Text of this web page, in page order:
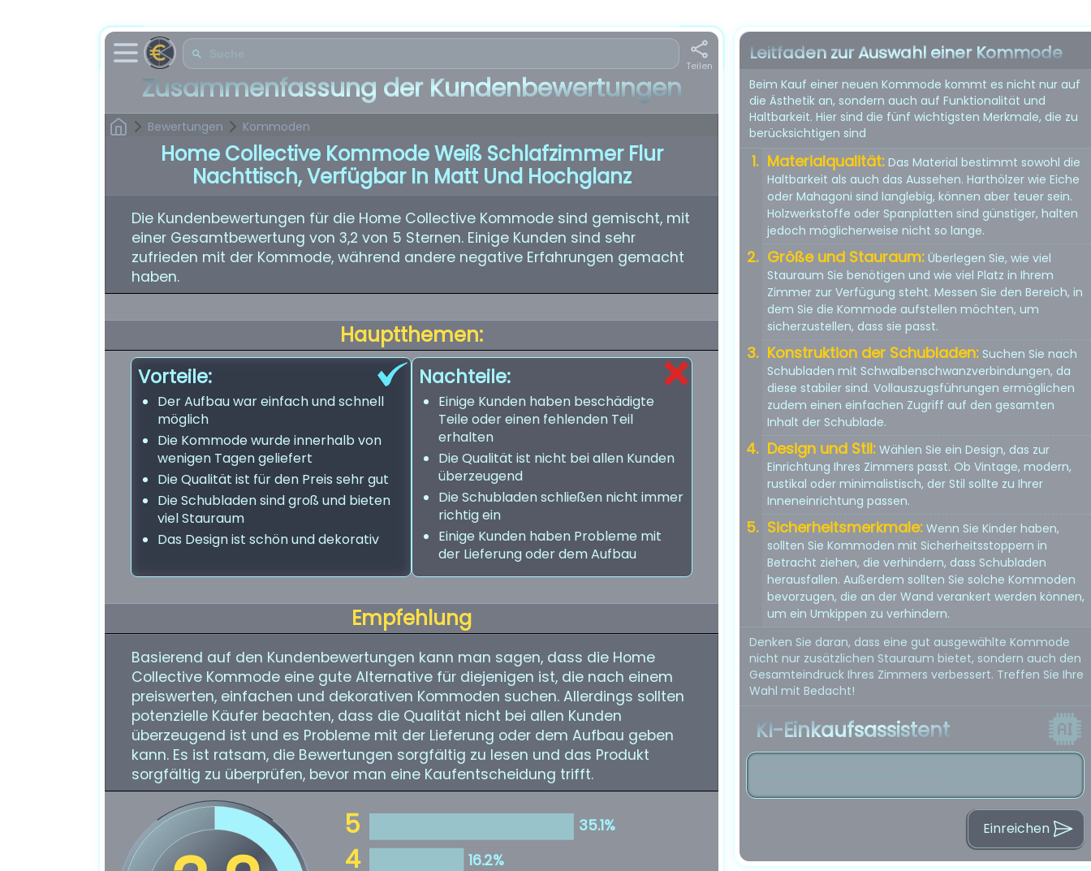
Teilen
Zusammenfassung der Kundenbewertungen
Bewertungen Kommoden
Home Collective Kommode Weiß Schlafzimmer Flur
Nachttisch, Verfügbar In Matt Und Hochglanz
Die Kundenbewertungen für die Home Collective Kommode sind gemischt, mit
einer Gesamtbewertung von 3,2 von 5 Sternen. Einige Kunden sind sehr
zufrieden mit der Kommode, während andere negative Erfahrungen gemacht
haben.
Hauptthemen:
Vorteile:
Der Aufbau war einfach und schnell
möglich
Die Kommode wurde innerhalb von
wenigen Tagen geliefert
Die Qualität ist für den Preis sehr gut
Die Schubladen sind groß und bieten
viel Stauraum
Das Design ist schön und dekorativ
Nachteile:
Einige Kunden haben beschädigte
Teile oder einen fehlenden Teil
erhalten
Die Qualität ist nicht bei allen Kunden
überzeugend
Die Schubladen schließen nicht immer
richtig ein
Einige Kunden haben Probleme mit
der Lieferung oder dem Aufbau
Empfehlung
Basierend auf den Kundenbewertungen kann man sagen, dass die Home
Collective Kommode eine gute Alternative für diejenigen ist, die nach einem
preiswerten, einfachen und dekorativen Kommoden suchen. Allerdings sollten
potenzielle Käufer beachten, dass die Qualität nicht bei allen Kunden
überzeugend ist und es Probleme mit der Lieferung oder dem Aufbau geben
kann. Es ist ratsam, die Bewertungen sorgfältig zu lesen und das Produkt
sorgfältig zu überprüfen, bevor man eine Kaufentscheidung trifft.
Leitfaden zur Auswahl einer Kommode
Beim Kauf einer neuen Kommode kommt es nicht nur auf
die Ästhetik an, sondern auch auf Funktionalität und
Haltbarkeit. Hier sind die fünf wichtigsten Merkmale, die zu
berücksichtigen sind
Materialqualität: Das Material bestimmt sowohl die
Haltbarkeit als auch das Aussehen. Harthölzer wie Eiche
oder Mahagoni sind langlebig, können aber teuer sein.
Holzwerkstoffe oder Spanplatten sind günstiger, halten
jedoch möglicherweise nicht so lange.
Größe und Stauraum: Überlegen Sie, wie viel
Stauraum Sie benötigen und wie viel Platz in Ihrem
Zimmer zur Verfügung steht. Messen Sie den Bereich, in
dem Sie die Kommode aufstellen möchten, um
sicherzustellen, dass sie passt.
Konstruktion der Schubladen: Suchen Sie nach
Schubladen mit Schwalbenschwanzverbindungen, da
diese stabiler sind. Vollauszugsführungen ermöglichen
zudem einen einfachen Zugriff auf den gesamten
Inhalt der Schublade.
Design und Stil: Wählen Sie ein Design, das zur
Einrichtung Ihres Zimmers passt. Ob Vintage, modern,
rustikal oder minimalistisch, der Stil sollte zu Ihrer
Inneneinrichtung passen.
Sicherheitsmerkmale: Wenn Sie Kinder haben,
sollten Sie Kommoden mit Sicherheitsstoppern in
Betracht ziehen, die verhindern, dass Schubladen
herausfallen. Außerdem sollten Sie solche Kommoden
bevorzugen, die an der Wand verankert werden können,
um ein Umkippen zu verhindern.
Denken Sie daran, dass eine gut ausgewählte Kommode
nicht nur zusätzlichen Stauraum bietet, sondern auch den
Gesamteindruck Ihres Zimmers verbessert. Treffen Sie Ihre
Wahl mit Bedacht!
KI-Einkaufsassistent
Einreichen